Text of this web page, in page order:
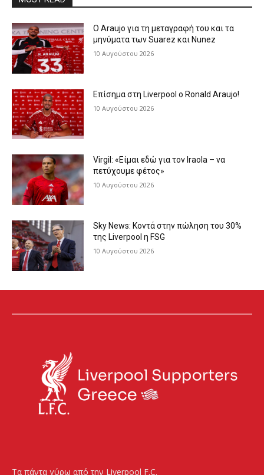
Ο Araujo για τη μεταγραφή του και τα
μηνύματα των Suarez και Nunez
10 Αυγούστου 2026
Επίσημα στη Liverpool ο Ronald Araujo!
10 Αυγούστου 2026
Virgil: «Είμαι εδώ για τον Iraola – να
πετύχουμε φέτος»
10 Αυγούστου 2026
Sky News: Κοντά στην πώληση του 30%
της Liverpool η FSG
10 Αυγούστου 2026
Τα πάντα γύρω από την Liverpool F.C.